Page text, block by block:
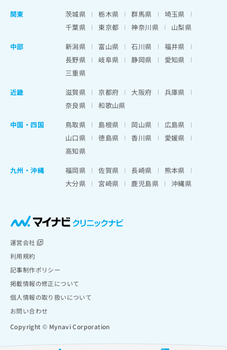
関東
茨城県 栃木県 群馬県
埼玉県
千葉県
東京都 神奈川県
山梨県
中部
新潟県 富山県 石川県
福井県
長野県
岐阜県 静岡県
愛知県
三重県
近畿
滋賀県 京都府 大阪府
兵庫県
奈良県
和歌山県
中国・四国
鳥取県 島根県 岡山県
広島県
山口県
徳島県 香川県
愛媛県
高知県
九州・沖縄
福岡県 佐賀県 長崎県
熊本県
大分県
宮崎県 鹿児島県 沖縄県
運営会社
利用規約
記事制作ポリシー
掲載情報の修正について
個人情報の取り扱いについて
お問い合わせ
Copyright © Mynavi Corporation